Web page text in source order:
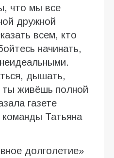
что мы все
дружной
всем, кто
начинать,
дышать,
ты живёшь полной
газете
Татьяна
долголетие»